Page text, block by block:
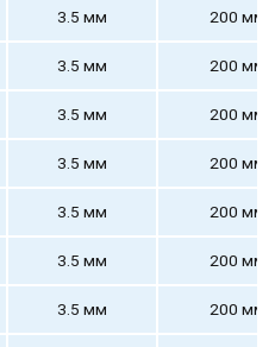
3.5 мм 200 мм
3.5 мм 200 мм
3.5 мм 200 мм
3.5 мм 200 мм
3.5 мм 200 мм
3.5 мм 200 мм
3.5 мм 200 мм